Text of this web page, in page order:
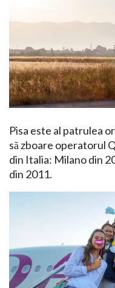
Pisa este al patrulea
să zboare operatorul
din Italia: Milano din
din 2011.